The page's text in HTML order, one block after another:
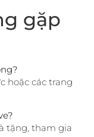
gặp
hoặc các trang
tặng, tham gia